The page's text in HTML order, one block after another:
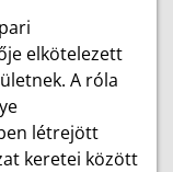
elkötelezett
A róla
létrejött
keretei között